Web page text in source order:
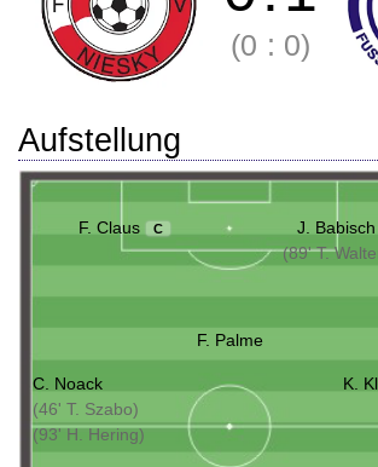
(0 : 0)
Aufstellung
F. Claus C
J. Babisch
(89' T.
F. Palme
C. Noack
(46' T. Szabo)
(93' H. Hering)
K.